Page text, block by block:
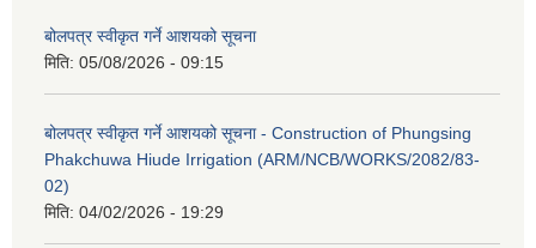
बोलपत्र स्वीकृत गर्ने आशयको सूचना
मिति: 05/08/2026 - 09:15
बोलपत्र स्वीकृत गर्ने आशयको सूचना - Construction of Phungsing
Phakchuwa Hiude Irrigation (ARM/NCB/WORKS/2082/83-
02)
मिति: 04/02/2026 - 19:29